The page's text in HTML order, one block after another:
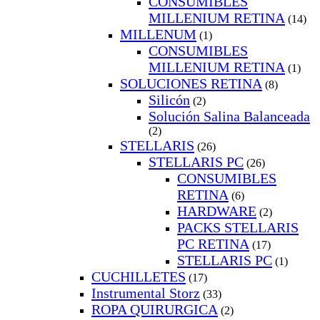
MILLENIUM RETINA (14)
MILLENUM (1)
CONSUMIBLES
MILLENIUM RETINA (1)
SOLUCIONES RETINA (8)
Silicón (2)
Solución Salina Balanceada
(2)
STELLARIS (26)
STELLARIS PC (26)
CONSUMIBLES
RETINA (6)
HARDWARE (2)
PACKS STELLARIS
PC RETINA (17)
STELLARIS PC (1)
CUCHILLETES (17)
Instrumental Storz (33)
ROPA QUIRURGICA (2)